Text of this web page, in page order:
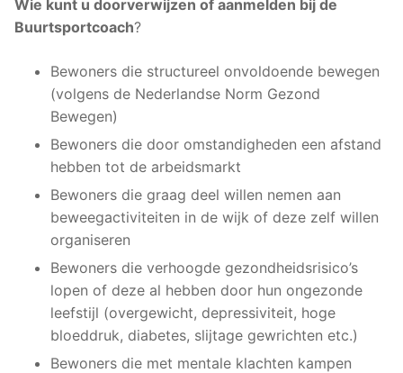
Wie kunt u doorverwijzen of aanmelden bij de
Buurtsportcoach?
Bewoners die structureel onvoldoende bewegen
(volgens de Nederlandse Norm Gezond
Bewegen)
Bewoners die door omstandigheden een afstand
hebben tot de arbeidsmarkt
Bewoners die graag deel willen nemen aan
beweegactiviteiten in de wijk of deze zelf willen
organiseren
Bewoners die verhoogde gezondheidsrisico’s
lopen of deze al hebben door hun ongezonde
leefstijl (overgewicht, depressiviteit, hoge
bloeddruk, diabetes, slijtage gewrichten etc.)
Bewoners die met mentale klachten kampen